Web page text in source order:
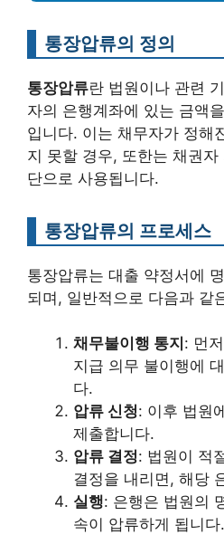
통장압류의 정의
통장압류란 법원이나 관련
자의 은행계좌에 있는 금액
입니다. 이는 채무자가 정해
지 못할 경우, 또한는 채권
단으로 사용됩니다.
통장압류의 프로세스
통장압류는 대출 약정서에
되며, 일반적으로 다음과 같
채무불이행 통지 : 먼
지급 의무 불이행에
다.
압류 신청: 이후 법원
제출합니다.
압류 결정: 법원이 적
결정을 내리면, 해당
실행: 은행은 법원의
속이 압류하게 됩니다.